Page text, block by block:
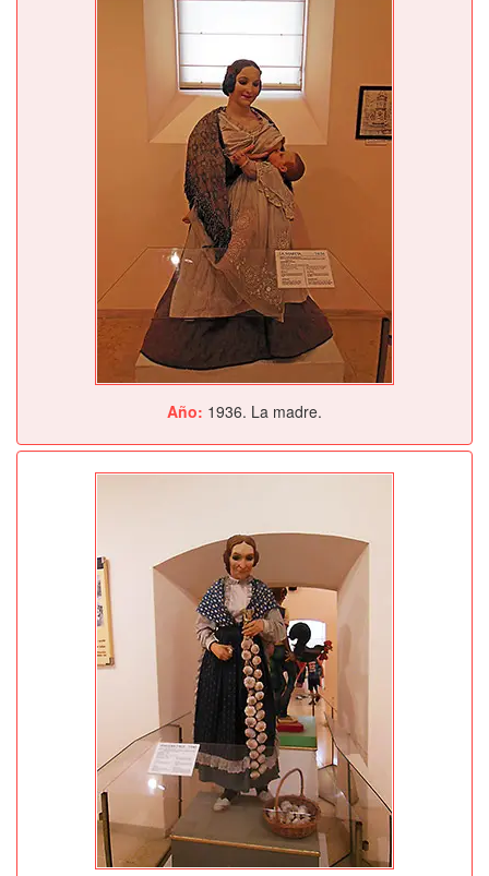
Año: 1936. La madre.